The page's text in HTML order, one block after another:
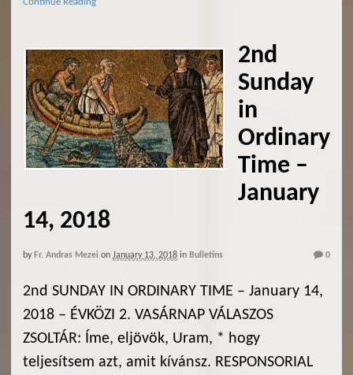
2nd
Sunday
in
Ordinary
Time –
January
14, 2018
by Fr. Andras Mezei on January 13, 2018 in Bulletins 0
2nd SUNDAY IN ORDINARY TIME – January 14,
2018 – ÉVKÖZI 2. VASÁRNAP VÁLASZOS
ZSOLTÁR: Íme, eljövök, Uram, * hogy
teljesítsem azt, amit kívánsz. RESPONSORIAL